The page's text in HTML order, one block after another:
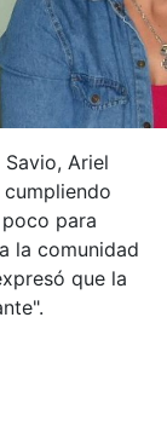
Ariel
para
la comunidad
que la